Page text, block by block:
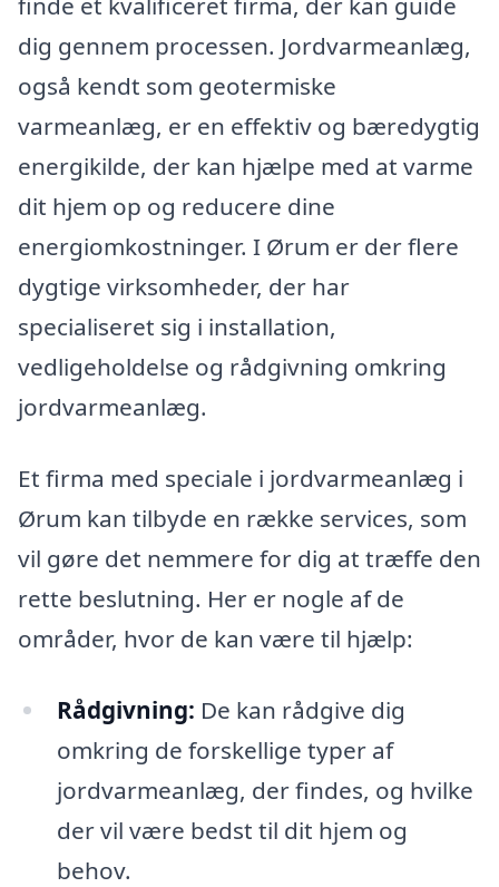
dig gennem processen. Jordvarmeanlæg,
også kendt som geotermiske
varmeanlæg, er en effektiv og bæredygtig
energikilde, der kan hjælpe med at varme
dit hjem op og reducere dine
energiomkostninger. I Ørum er der flere
dygtige virksomheder, der har
specialiseret sig i installation,
vedligeholdelse og rådgivning omkring
jordvarmeanlæg.
Et firma med speciale i jordvarmeanlæg i
Ørum kan tilbyde en række services, som
vil gøre det nemmere for dig at træffe den
rette beslutning. Her er nogle af de
områder, hvor de kan være til hjælp:
Rådgivning: De kan rådgive dig
omkring de forskellige typer af
jordvarmeanlæg, der findes, og hvilke
der vil være bedst til dit hjem og
behov.